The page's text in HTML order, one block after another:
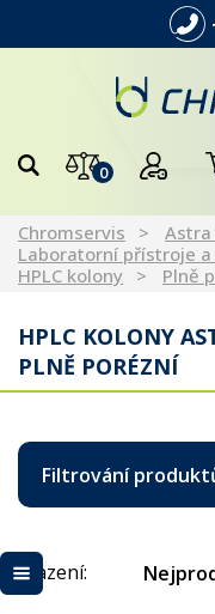
0
Chromservis
Astra
Laboratorní přístroje
HPLC kolony
Plně
HPLC KOLONY
PLNĚ PORÉZNÍ
Filtrování
Řazení: